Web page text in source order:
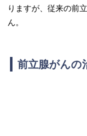
りますが、従来の前
ん。
前立腺がんの